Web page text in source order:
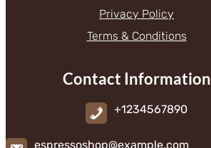
Privacy Policy
Terms & Conditions
Contact Information
+1234567890
espressoshop@example.com